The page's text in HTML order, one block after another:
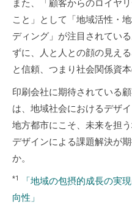
また、「顧客からのロイヤ
こと」として「地域活性・
ディング」が注目されてい
ずに、人と人との顔の見え
と信頼、つまり社会関係資
印刷会社に期待されている
は、地域社会におけるデザ
地方都市にこそ、未来を担
デザインによる課題解決が
か。
*1
「地域の包摂的成長の実
向性」